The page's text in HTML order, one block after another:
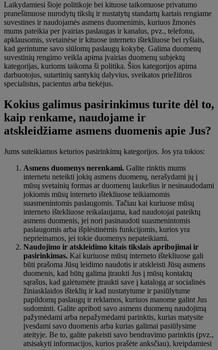
Laikydamiesi šioje politikoje bei kituose taikomuose privatumo
pranešimuose nurodytų tikslų ir nustatytų standartų kartais rengiame
suvestines ir naudojamės asmens duomenimis, kuriuos žmonės
mums pateikia per įvairias paslaugas ir kanalus, pvz., telefonu,
apklausomis, svetainėse ir kituose interneto ištekliuose bei ryšiais,
kad gerintume savo siūlomų paslaugų kokybę. Galima duomenų
suvestinių rengimo veikla apima įvairias duomenų subjektų
kategorijas, kurioms taikoma ši politika. Šios kategorijos apima
darbuotojus, sutartinių santykių dalyvius, sveikatos priežiūros
specialistus, pacientus arba tiekėjus.
Kokius galimus pasirinkimus turite dėl to,
kaip renkame, naudojame ir
atskleidžiame asmens duomenis apie Jus?
Jums suteikiamos keturios pasirinkimų kategorijos. Jos yra tokios:
Asmens duomenys nerenkami. Galite rinktis mums
internetu neteikti jokių asmens duomenų, nerašydami jų į
mūsų svetainių formas ar duomenų laukelius ir nesinaudodami
jokiomis mūsų interneto ištekliuose teikiamomis
suasmenintomis paslaugomis. Tačiau kai kuriuose mūsų
interneto ištekliuose reikalaujama, kad naudotojai pateiktų
asmens duomenis, jei nori pasinaudoti suasmenintomis
paslaugomis arba išplėstinėmis funkcijomis, kurios yra
neprieinamos, jei tokie duomenys nepateikiami.
Naudojimo ir atskleidimo kitais tikslais apribojimai ir
pasirinkimas. Kai kuriuose mūsų interneto ištekliuose gali
būti prašoma Jūsų leidimo naudotis ir atskleisti Jūsų asmens
duomenis, kad būtų galima įtraukti Jus į mūsų kontaktų
sąrašus, kad galėtumėte įtraukti save į katalogą ar socialinės
žiniasklaidos išteklių ir kad nustatytume ir pasiūlytume
papildomų paslaugų ir reklamos, kuriuos manome galint Jus
sudominti. Galite apriboti savo asmens duomenų naudojimą
pažymėdami arba nepažymėdami parinktis, kurias matysite
įvesdami savo duomenis arba kurias galimai pasiūlysime
ateityje. Be to, galite pakeisti savo bendravimo parinktis (pvz.,
atsisakyti informacijos, kurios prašėte anksčiau), kreipdamiesi